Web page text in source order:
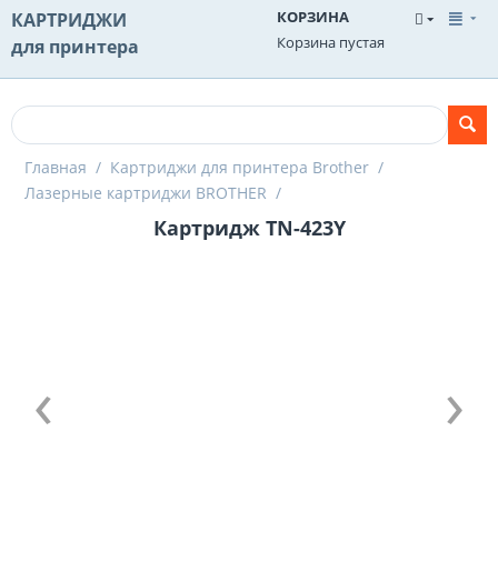
КАРТРИДЖИ
для принтера
КОРЗИНА
Корзина пустая
Главная / Картриджи для принтера Brother /
Лазерные картриджи BROTHER /
Картридж TN-423Y